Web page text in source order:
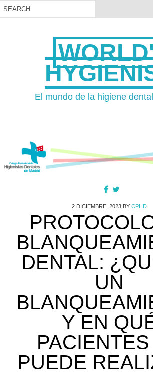
El mundo de la higiene
2 DICIEMBRE, 2023 BY CPHD
DENTAL:
UN
Y EN
PUEDE